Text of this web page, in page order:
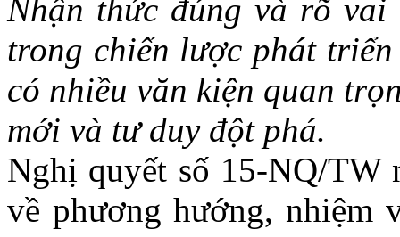
Nhận thức đúng và rõ
trong chiến lược phát
có nhiều văn kiện quan
mới và tư duy đột phá.
Nghị quyết số 15-NQ/TW
về phương hướng, nhiệm